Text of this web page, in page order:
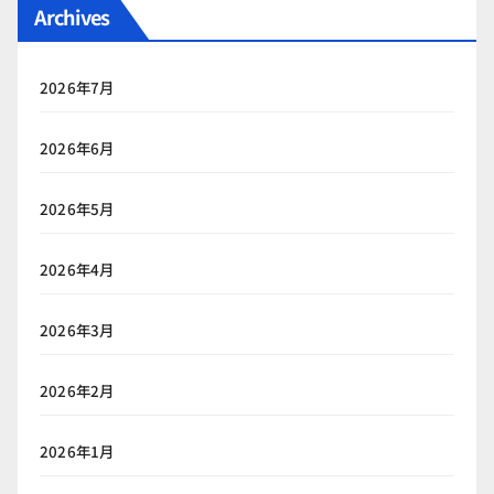
Archives
2026年7月
2026年6月
2026年5月
2026年4月
2026年3月
2026年2月
2026年1月